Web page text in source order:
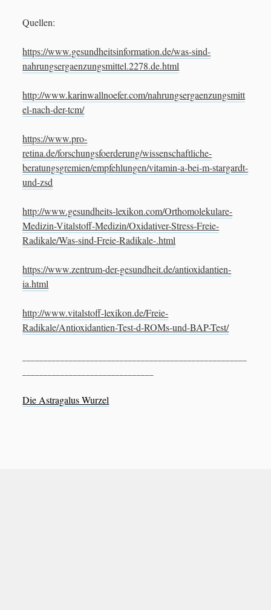
Quellen:
https://www.gesundheitsinformation.de/was-sind-
nahrungsergaenzungsmittel.2278.de.html
http://www.karinwallnoefer.com/nahrungsergaenzungsmitt
el-nach-der-tcm/
https://www.pro-
retina.de/forschungsfoerderung/wissenschaftliche-
beratungsgremien/empfehlungen/vitamin-a-bei-m-stargardt-
und-zsd
http://www.gesundheits-lexikon.com/Orthomolekulare-
Medizin-Vitalstoff-Medizin/Oxidativer-Stress-Freie-
Radikale/Was-sind-Freie-Radikale-.html
https://www.zentrum-der-gesundheit.de/antioxidantien-
ia.html
http://www.vitalstoff-lexikon.de/Freie-
Radikale/Antioxidantien-Test-d-ROMs-und-BAP-Test/
Die Astragalus Wurzel